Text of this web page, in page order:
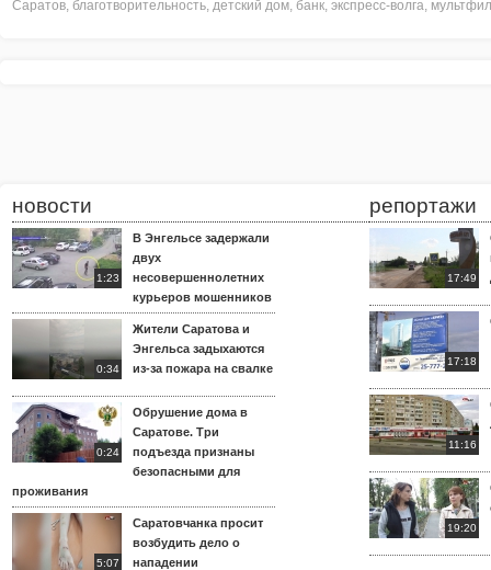
Саратов, благотворительность, детский дом, банк, экспресс-волга,
новости
1:23
В Энгельсе задержали
двух
несовершеннолетних
курьеров мошенников
0:34
Жители Саратова и
Энгельса задыхаются
из-за пожара на свалке
0:24
Обрушение дома в
Саратове. Три
подъезда признаны
безопасными для
проживания
5:07
Саратовчанка просит
возбудить дело о
нападении
репортажи
17:49
17:18
11:16
19:20